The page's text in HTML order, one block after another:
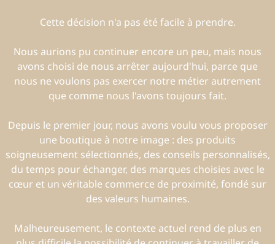
Cette décision n'a pas été facile à prendre.
Nous aurions pu continuer encore un peu, mais nous
avons choisi de nous arrêter aujourd'hui, parce que
nous ne voulons pas exercer notre métier autrement
que comme nous l'avons toujours fait.
Depuis le premier jour, nous avons voulu vous proposer
une boutique à notre image : des produits
soigneusement sélectionnés, des conseils personnalisés,
du temps pour échanger, des marques choisies avec le
cœur et un véritable commerce de proximité, fondé sur
des valeurs humaines.
Malheureusement, le contexte actuel rend de plus en